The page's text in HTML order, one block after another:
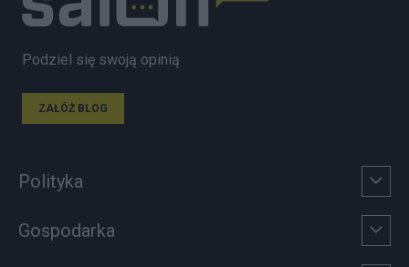
Podziel się swoją opinią
ZAŁÓŻ BLOG
Polityka
Gospodarka